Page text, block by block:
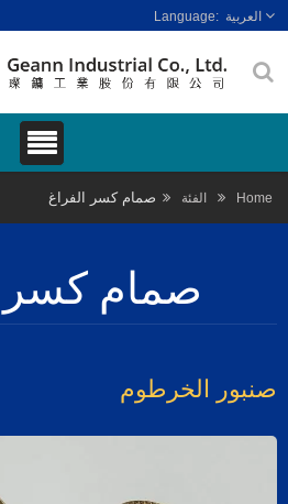
العربية
Home الفئة صمام كسر الفراغ
صمام كسر
الخرطوم